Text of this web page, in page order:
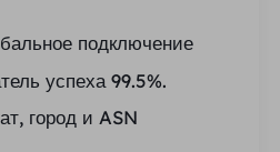
подключение
успеха 99.5%.
город и ASN